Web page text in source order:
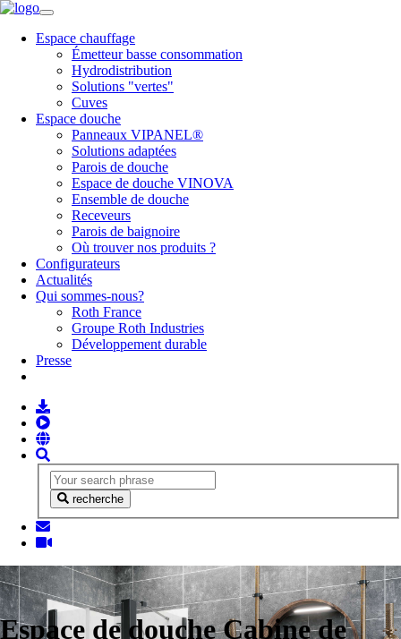
Espace chauffage
Émetteur basse consommation
Hydrodistribution
Solutions "vertes"
Cuves
Espace douche
Panneaux VIPANEL®
Solutions adaptées
Parois de douche
Espace de douche VINOVA
Ensemble de douche
Receveurs
Parois de baignoire
Où trouver nos produits ?
Configurateurs
Actualités
Qui sommes-nous?
Roth France
Groupe Roth Industries
Développement durable
Presse
recherche
Espace de douche Cabine de